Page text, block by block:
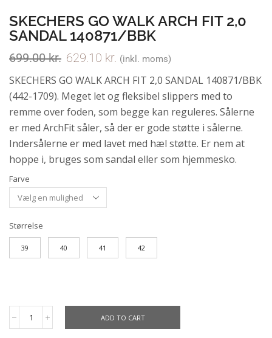
SKECHERS GO WALK ARCH FIT 2,0
SANDAL 140871/BBK
699.00kr. 629.10 kr. (inkl. moms)
SKECHERS GO WALK ARCH FIT 2,0 SANDAL 140871/BBK
(442-1709). Meget let og fleksibel slippers med to
remme over foden, som begge kan reguleres. Sålerne
er med ArchFit såler, så der er gode støtte i sålerne.
Indersålerne er med lavet med hæl støtte. Er nem at
hoppe i, bruges som sandal eller som hjemmesko.
Farve
Størrelse
39 40 41 42
ADD TO CART